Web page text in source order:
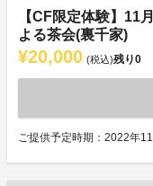
【CF限定体験】
よる茶会(裏千家)
¥20,000 (税込)残り0
ご提供予定時期：2022年